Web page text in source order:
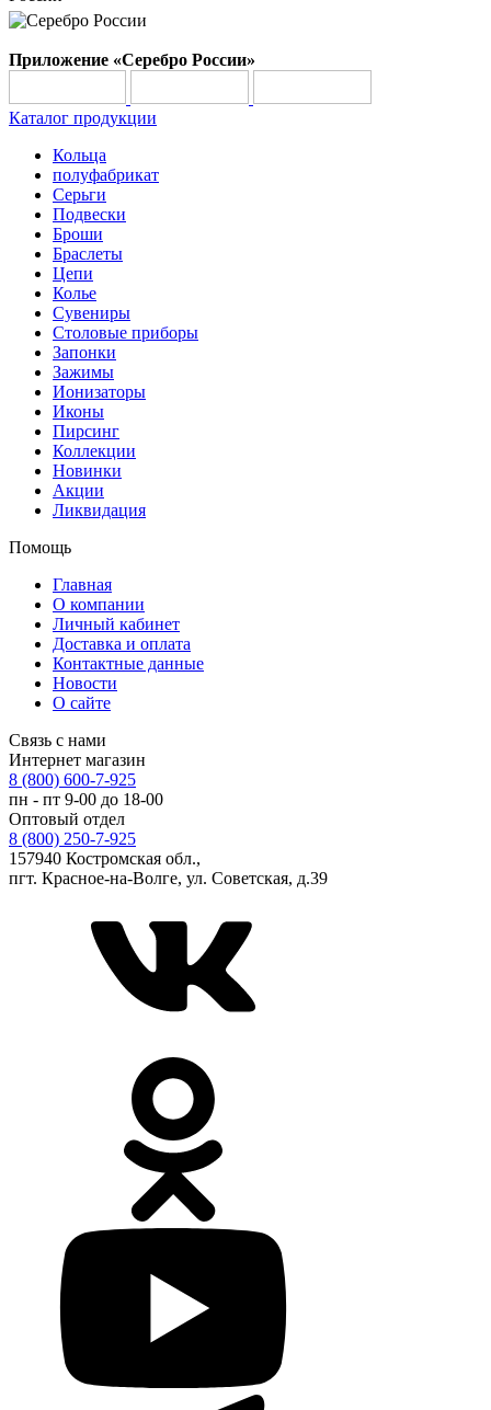
Приложение «Серебро России»
Каталог продукции
Кольца
полуфабрикат
Серьги
Подвески
Броши
Браслеты
Цепи
Колье
Сувениры
Столовые приборы
Запонки
Зажимы
Ионизаторы
Иконы
Пирсинг
Коллекции
Новинки
Акции
Ликвидация
Помощь
Главная
О компании
Личный кабинет
Доставка и оплата
Контактные данные
Новости
О сайте
Связь с нами
Интернет магазин
8 (800) 600-7-925
пн - пт 9-00 до 18-00
Оптовый отдел
8 (800) 250-7-925
157940 Костромская обл.,
пгт. Красное-на-Волге, ул. Советская, д.39